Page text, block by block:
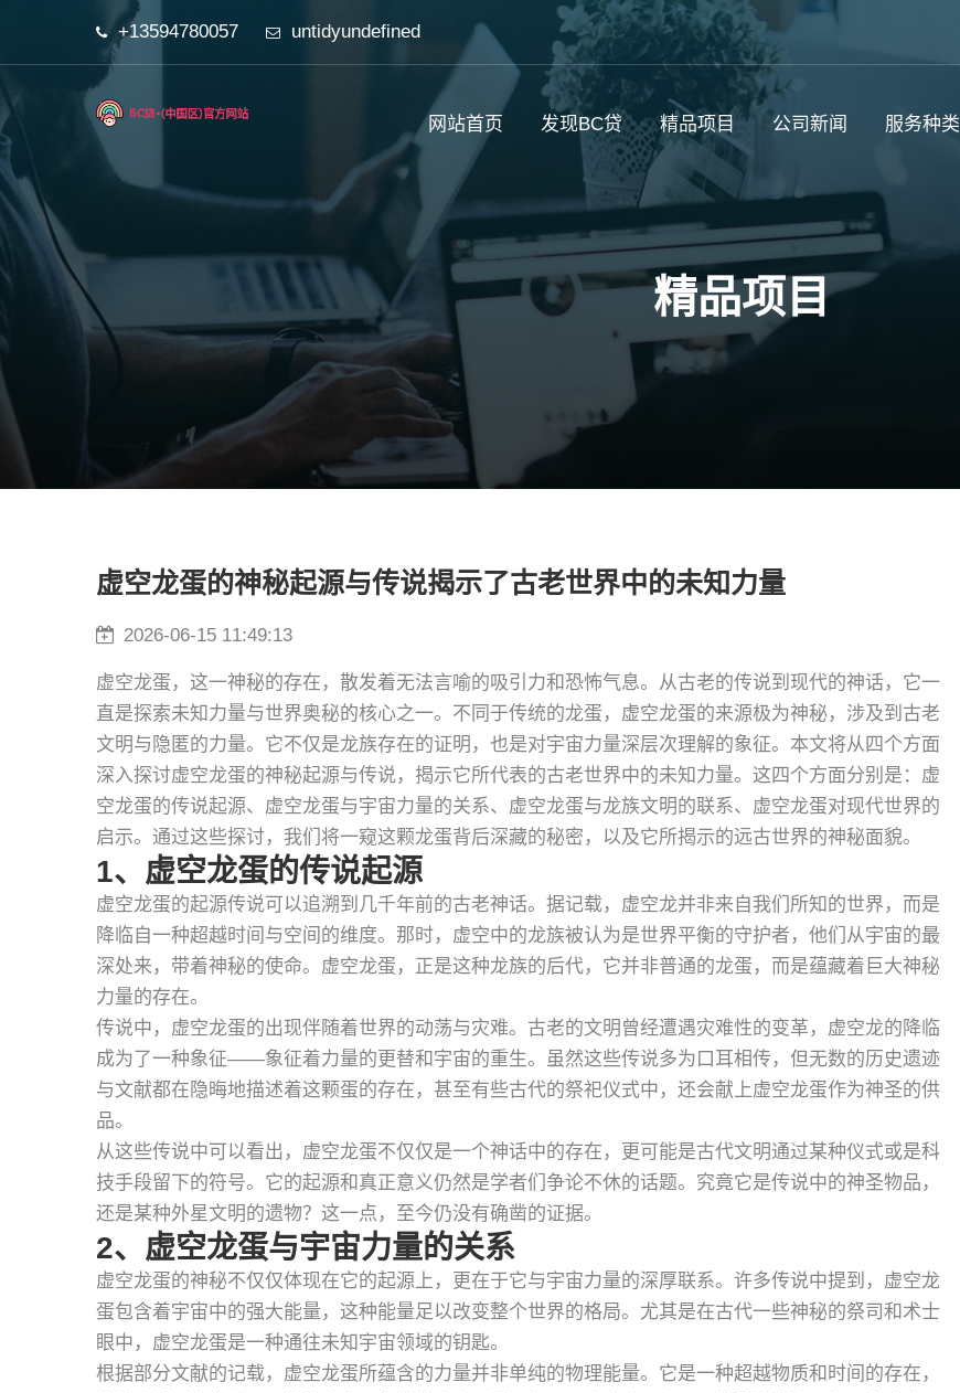
+13594780057 untidyundefined
网站首页 发现BC贷 精品项目 公司新闻 服务种类
精品项目
虚空龙蛋的神秘起源与传说揭示了古老世界中的未知力量
2026-06-15 11:49:13
虚空龙蛋，这一神秘的存在，散发着无法言喻的吸引力和恐怖气息。从古老的传说到现代的神话，它一
直是探索未知力量与世界奥秘的核心之一。不同于传统的龙蛋，虚空龙蛋的来源极为神秘，涉及到古老
文明与隐匿的力量。它不仅是龙族存在的证明，也是对宇宙力量深层次理解的象征。本文将从四个方面
深入探讨虚空龙蛋的神秘起源与传说，揭示它所代表的古老世界中的未知力量。这四个方面分别是：虚
空龙蛋的传说起源、虚空龙蛋与宇宙力量的关系、虚空龙蛋与龙族文明的联系、虚空龙蛋对现代世界的
启示。通过这些探讨，我们将一窥这颗龙蛋背后深藏的秘密，以及它所揭示的远古世界的神秘面貌。
1、虚空龙蛋的传说起源
虚空龙蛋的起源传说可以追溯到几千年前的古老神话。据记载，虚空龙并非来自我们所知的世界，而是
降临自一种超越时间与空间的维度。那时，虚空中的龙族被认为是世界平衡的守护者，他们从宇宙的最
深处来，带着神秘的使命。虚空龙蛋，正是这种龙族的后代，它并非普通的龙蛋，而是蕴藏着巨大神秘
力量的存在。
传说中，虚空龙蛋的出现伴随着世界的动荡与灾难。古老的文明曾经遭遇灾难性的变革，虚空龙的降临
成为了一种象征——象征着力量的更替和宇宙的重生。虽然这些传说多为口耳相传，但无数的历史遗迹
与文献都在隐晦地描述着这颗蛋的存在，甚至有些古代的祭祀仪式中，还会献上虚空龙蛋作为神圣的供
品。
从这些传说中可以看出，虚空龙蛋不仅仅是一个神话中的存在，更可能是古代文明通过某种仪式或是科
技手段留下的符号。它的起源和真正意义仍然是学者们争论不休的话题。究竟它是传说中的神圣物品，
还是某种外星文明的遗物？这一点，至今仍没有确凿的证据。
2、虚空龙蛋与宇宙力量的关系
虚空龙蛋的神秘不仅仅体现在它的起源上，更在于它与宇宙力量的深厚联系。许多传说中提到，虚空龙
蛋包含着宇宙中的强大能量，这种能量足以改变整个世界的格局。尤其是在古代一些神秘的祭司和术士
眼中，虚空龙蛋是一种通往未知宇宙领域的钥匙。
根据部分文献的记载，虚空龙蛋所蕴含的力量并非单纯的物理能量。它是一种超越物质和时间的存在，